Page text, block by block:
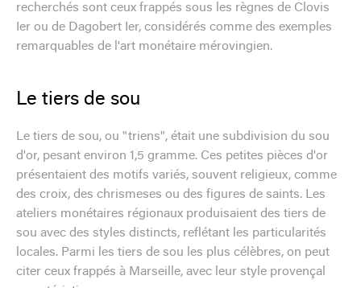
recherchés sont ceux frappés sous les règnes de Clovis
Ier ou de Dagobert Ier, considérés comme des exemples
remarquables de l'art monétaire mérovingien.
Le tiers de sou
Le tiers de sou, ou "triens", était une subdivision du sou
d'or, pesant environ 1,5 gramme. Ces petites pièces d'or
présentaient des motifs variés, souvent religieux, comme
des croix, des chrismeses ou des figures de saints. Les
ateliers monétaires régionaux produisaient des tiers de
sou avec des styles distincts, reflétant les particularités
locales. Parmi les tiers de sou les plus célèbres, on peut
citer ceux frappés à Marseille, avec leur style provençal